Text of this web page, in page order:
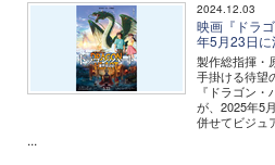
2024.12.03
映画『ドラ
年5月23日
製作総指揮・
手掛ける待望
『ドラゴン
が、2025年5
併せてビジュ
...